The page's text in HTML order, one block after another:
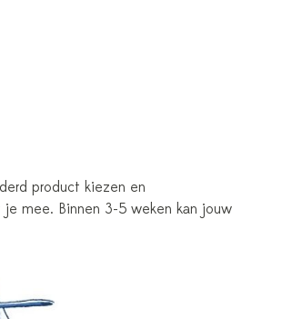
product kiezen en
mee. Binnen 3-5 weken kan jouw